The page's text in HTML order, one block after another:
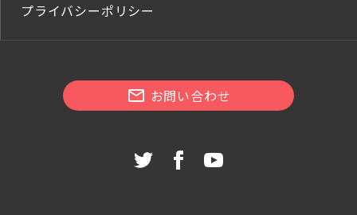
プライバシーポリシー
お問い合わせ